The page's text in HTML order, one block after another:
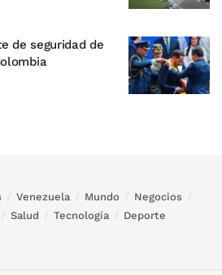
de seguridad de
Venezuela Mundo
Negocios
Salud Tecnología Deporte